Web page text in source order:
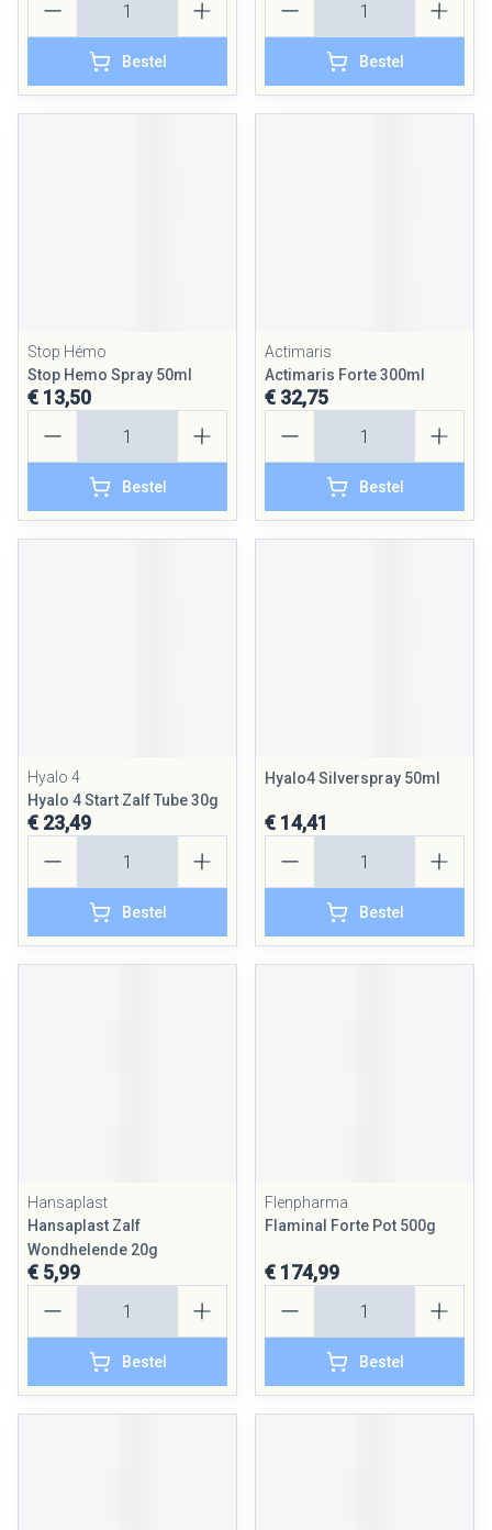
Bestel Bestel
Stop Hémo
Stop Hemo Spray 50ml
€ 13,50
Bestel
Actimaris
Actimaris Forte 300ml
€ 32,75
Bestel
Hyalo 4
Hyalo 4 Start Zalf Tube 30g
€ 23,49
Bestel
Hyalo4 Silverspray 50ml
€ 14,41
Bestel
Hansaplast
Hansaplast Zalf
Wondhelende 20g
€ 5,99
Bestel
Flenpharma
Flaminal Forte Pot 500g
€ 174,99
Bestel